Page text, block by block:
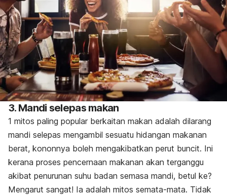
3. Mandi selepas makan
1 mitos paling popular berkaitan makan adalah dilarang
mandi selepas mengambil sesuatu hidangan makanan
berat, kononnya boleh mengakibatkan perut buncit. Ini
kerana proses pencernaan makanan akan terganggu
akibat penurunan suhu badan semasa mandi, betul ke?
Mengarut sangat! Ia adalah mitos semata-mata. Tidak